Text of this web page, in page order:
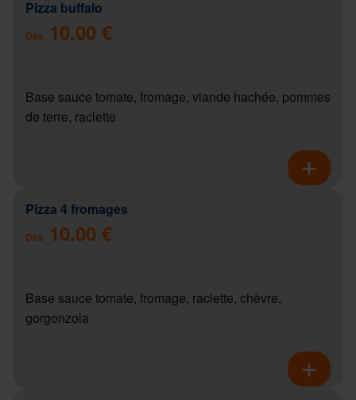
Pizza buffalo
Dès 10.00 €
Base sauce tomate, fromage, viande hachée, pommes
de terre, raclette
Pizza 4 fromages
Dès 10.00 €
Base sauce tomate, fromage, raclette, chèvre,
gorgonzola